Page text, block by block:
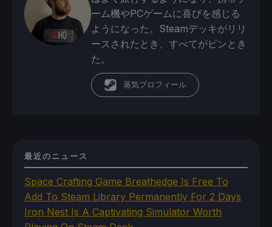
ーム機やPCゲームに喜びを感じる
ようになった。Steamデッキがリリ
ースされたとき、すべてがピンとき
た。
蒸気プロフィール
最近のニュース
Space Crafting Game Breathedge Is Free To
Add To Steam Library Permanently For 2 Days
Iron Nest Is A Captivating Simulator Worth